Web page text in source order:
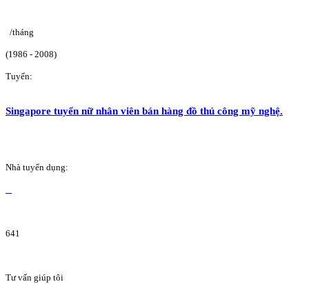
/tháng
(1986 - 2008)
Tuyển:
Singapore tuyển nữ nhân viên bán hàng đồ thủ công mỹ nghệ.
Nhà tuyển dụng:
641
Tư vấn giúp tôi